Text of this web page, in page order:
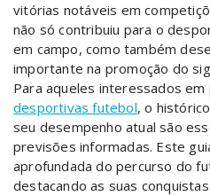
vitórias notáveis em
não só contribuiu para o
em campo, como também
importante na promoção do
Para aqueles interessados em
desportivas futebol, o
seu desempenho atual são
previsões informadas. Este
aprofundada do percurso do
destacando as suas